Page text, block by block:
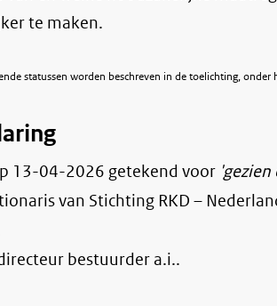
te maken.
statussen worden beschreven in de toelichting, onder
13-04-2026 getekend voor
van Stichting RKD –
bestuurder a.i..